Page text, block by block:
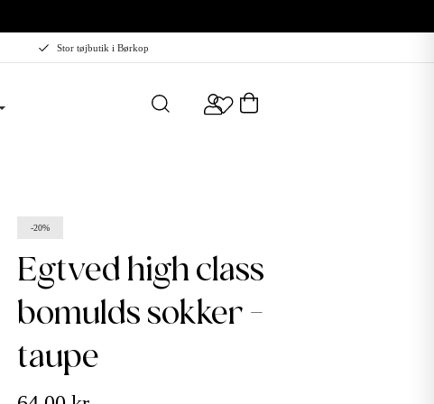
Stor tøjbutik i Børkop
-20%
egtved high class
bomulds sokker -
taupe